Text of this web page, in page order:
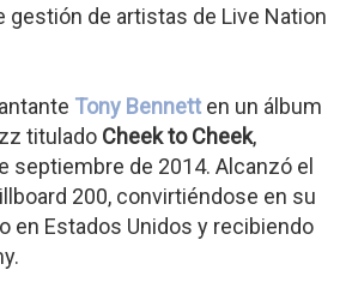
gestión de artistas de Live Nation
Tony Bennett en un álbum
titulado Cheek to Cheek,
septiembre de 2014. Alcanzó el
200, convirtiéndose en su
en Estados Unidos y recibiendo